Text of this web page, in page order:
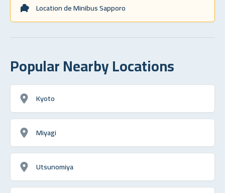
Location de Minibus Sapporo
Popular Nearby Locations
Kyoto
Miyagi
Utsunomiya